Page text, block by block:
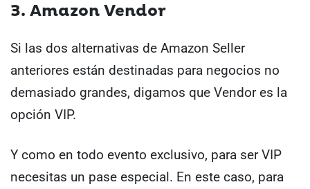
3. Amazon Vendor
Si las dos alternativas de Amazon Seller
anteriores están destinadas para negocios no
demasiado grandes, digamos que Vendor es la
opción VIP.
Y como en todo evento exclusivo, para ser VIP
necesitas un pase especial. En este caso, para